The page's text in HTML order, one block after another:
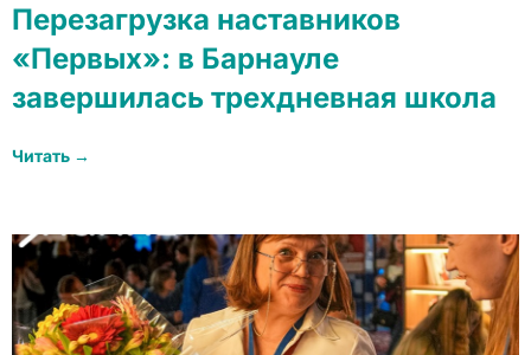
Перезагрузка наставников
«Первых»: в Барнауле
завершилась трехдневная школа
Читать →